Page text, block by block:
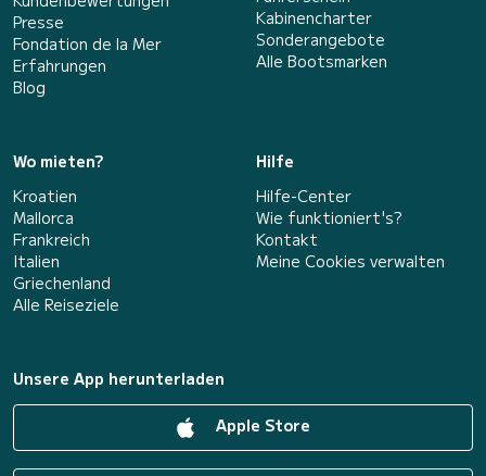
Presse
Fondation de la Mer
Erfahrungen
Blog
Kabinencharter
Sonderangebote
Alle Bootsmarken
Wo mieten?
Kroatien
Mallorca
Frankreich
Italien
Griechenland
Alle Reiseziele
Hilfe
Hilfe-Center
Wie funktioniert's?
Kontakt
Meine Cookies verwalten
Unsere App herunterladen
Apple Store